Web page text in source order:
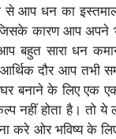
से आप धन का
कारण आप अपने
बहुत सारा धन
दौर आप तभी
बनाने के लिए एक
नहीं होता है। तो
करे ओर भविष्य के